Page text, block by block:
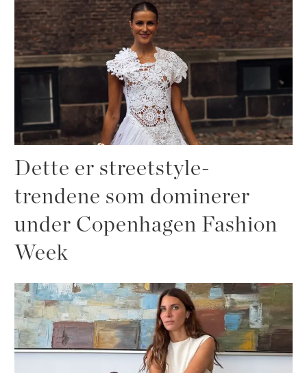
Dette er streetstyle-
trendene som dominerer
under Copenhagen Fashion
Week